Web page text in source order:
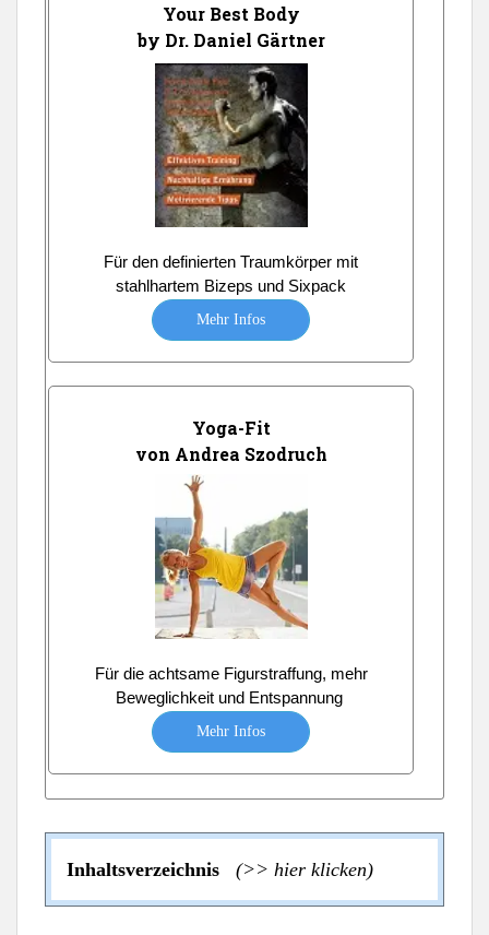
Your Best Body
by Dr. Daniel Gärtner
Für den definierten Traumkörper mit
stahlhartem Bizeps und Sixpack
Mehr Infos
Yoga-Fit
von Andrea Szodruch
Für die achtsame Figurstraffung, mehr
Beweglichkeit und Entspannung
Mehr Infos
Inhaltsverzeichnis (>> hier klicken)